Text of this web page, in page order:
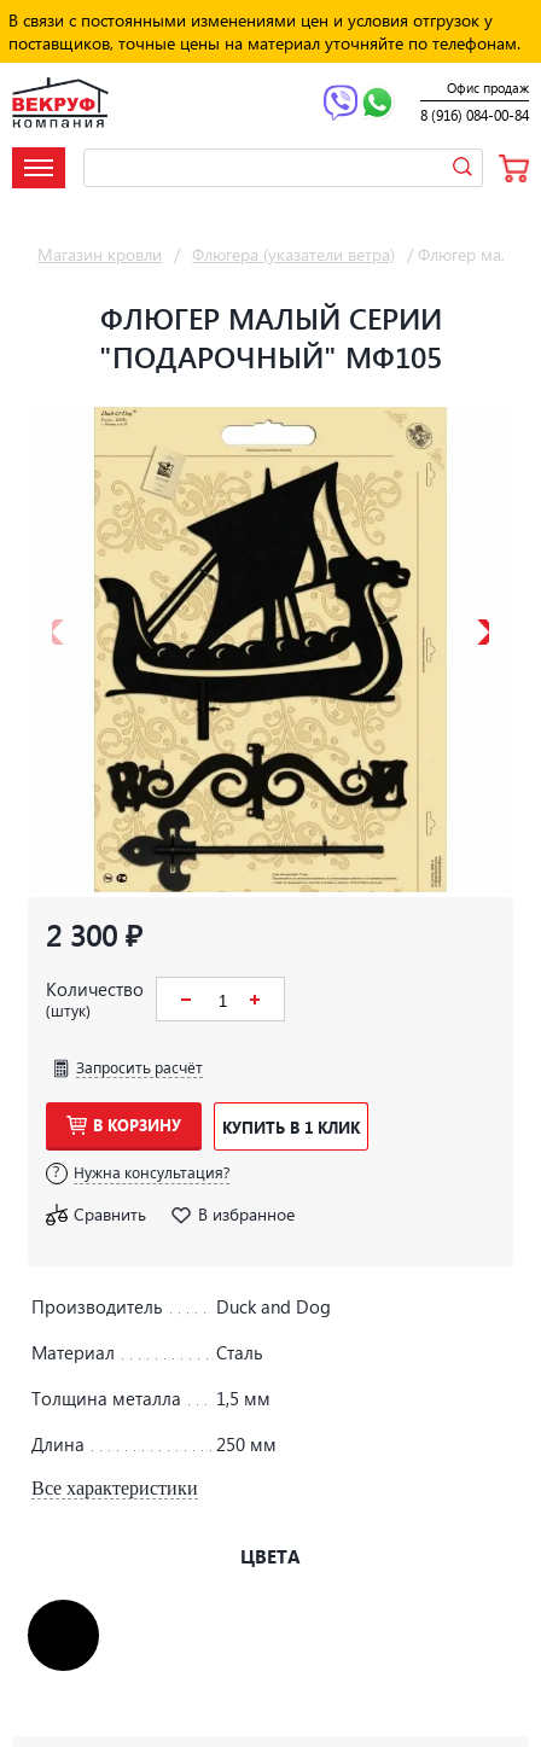
В связи с постоянными изменениями цен и условия отгрузок у
поставщиков, точные цены на материал уточняйте по телефонам.
Офис продаж
8 (916) 084-00-84
Магазин кровли / Флюгера (указатели ветра) / Флюгер малый
ФЛЮГЕР МАЛЫЙ СЕРИИ
"ПОДАРОЧНЫЙ" МФ105
2 300 ₽
Количество
(штук)
Запросить расчёт
В КОРЗИНУ КУПИТЬ В 1 КЛИК
Нужна консультация?
Сравнить В избранное
Производитель
Duck and Dog
Материал
Сталь
Толщина металла
1,5 мм
Длина
250 мм
Все характеристики
ЦВЕТА